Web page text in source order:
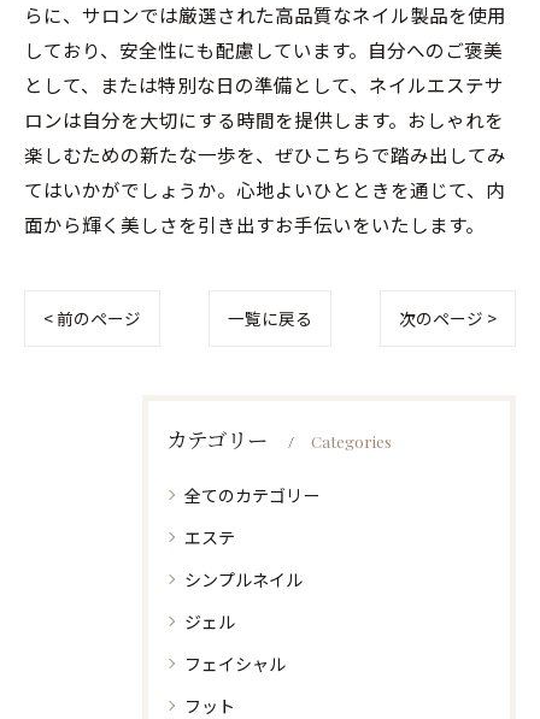
らに、サロンでは厳選された高品質なネイル製品を使用
しており、安全性にも配慮しています。自分へのご褒美
として、または特別な日の準備として、ネイルエステサ
ロンは自分を大切にする時間を提供します。おしゃれを
楽しむための新たな一歩を、ぜひこちらで踏み出してみ
てはいかがでしょうか。心地よいひとときを通じて、内
面から輝く美しさを引き出すお手伝いをいたします。
< 前のページ 一覧に戻る 次のページ >
カテゴリー Categories
全てのカテゴリー
エステ
シンプルネイル
ジェル
フェイシャル
フット